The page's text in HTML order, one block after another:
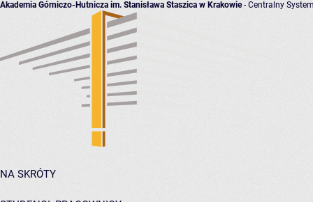
Akademia Górniczo-Hutnicza im. Stanisława Staszica w Krakowie- Centralny
NA SKRÓTY